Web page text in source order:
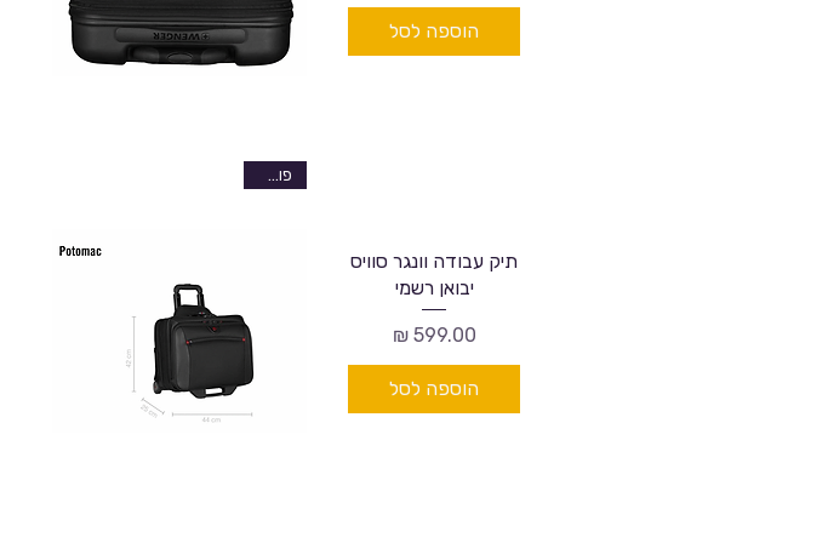
הוספה לסל
פוטומק
תיק עבודה וונגר סוויס
יבואן רשמי
מחיר
הוספה לסל